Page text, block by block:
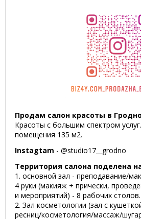
Продам салон красоты в
Красоты с большим спектром
помещения 135 м2.
Instagtam - @studio17__grodno
Территория салона поделена
1. основной зал - преподавание/
4 руки (макияж + прически,
и мероприятий) - 8 рабочих столов.
2. Зал косметологии (зал с
ресниц/косметология/массаж/